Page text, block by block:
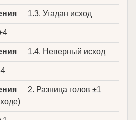
1.3. Угадан исход
1.4. Неверный исход
2. Разница голов ±1